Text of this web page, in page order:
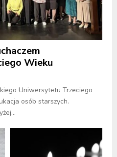
Wieku
Uniwersytetu Trzeciego
osób starszych.